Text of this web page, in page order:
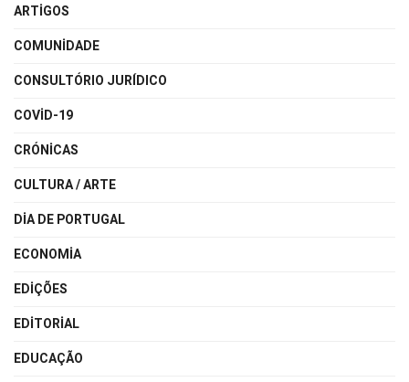
ARTIGOS
COMUNIDADE
CONSULTÓRIO JURÍDICO
COVID-19
CRÓNICAS
CULTURA / ARTE
DIA DE PORTUGAL
ECONOMIA
EDIÇÕES
EDITORIAL
EDUCAÇÃO